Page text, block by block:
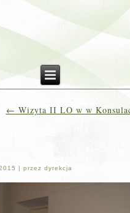
← Wizyta II LO w w
|przez dyrekcja